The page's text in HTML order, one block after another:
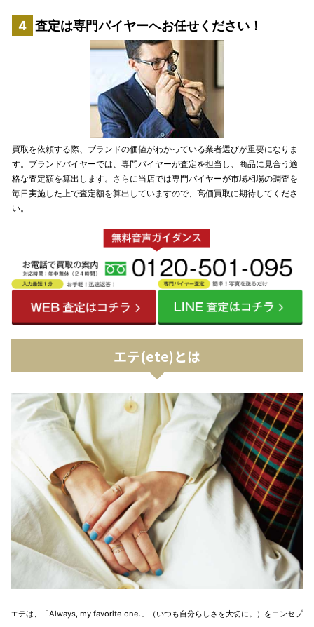
査定は専門バイヤーへお任せください！
買取を依頼する際、ブランドの価値がわかっている業者選びが重要になりま
す。ブランドバイヤーでは、専門バイヤーが査定を担当し、商品に見合う適
格な査定額を算出します。さらに当店では専門バイヤーが市場相場の調査を
毎日実施した上で査定額を算出していますので、高価買取に期待してくださ
い。
エテ(ete)とは
エテは、「Always, my favorite one.」（いつも自分らしさを大切に。）をコンセプ